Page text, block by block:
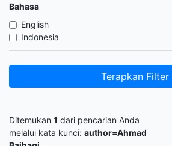
Bahasa
English
Indonesia
Terapkan Filter
Ditemukan 1 dari pencarian Anda
melalui kata kunci: author=Ahmad